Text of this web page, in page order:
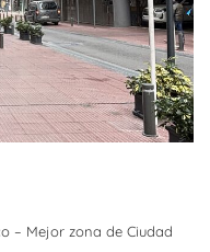
– Mejor zona de Ciudad